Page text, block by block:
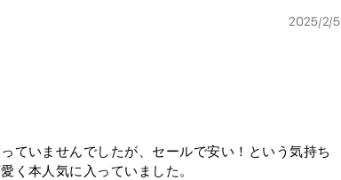
2025/2/5
ていませんでしたが、セールで安い！という気持ち
く本人気に入っていました。